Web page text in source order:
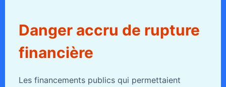
Danger accru de rupture
financière
Les financements publics qui permettaient